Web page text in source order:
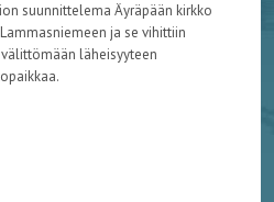
suunnittelema Äyräpään kirkko
ja se vihittiin
läheisyyteen